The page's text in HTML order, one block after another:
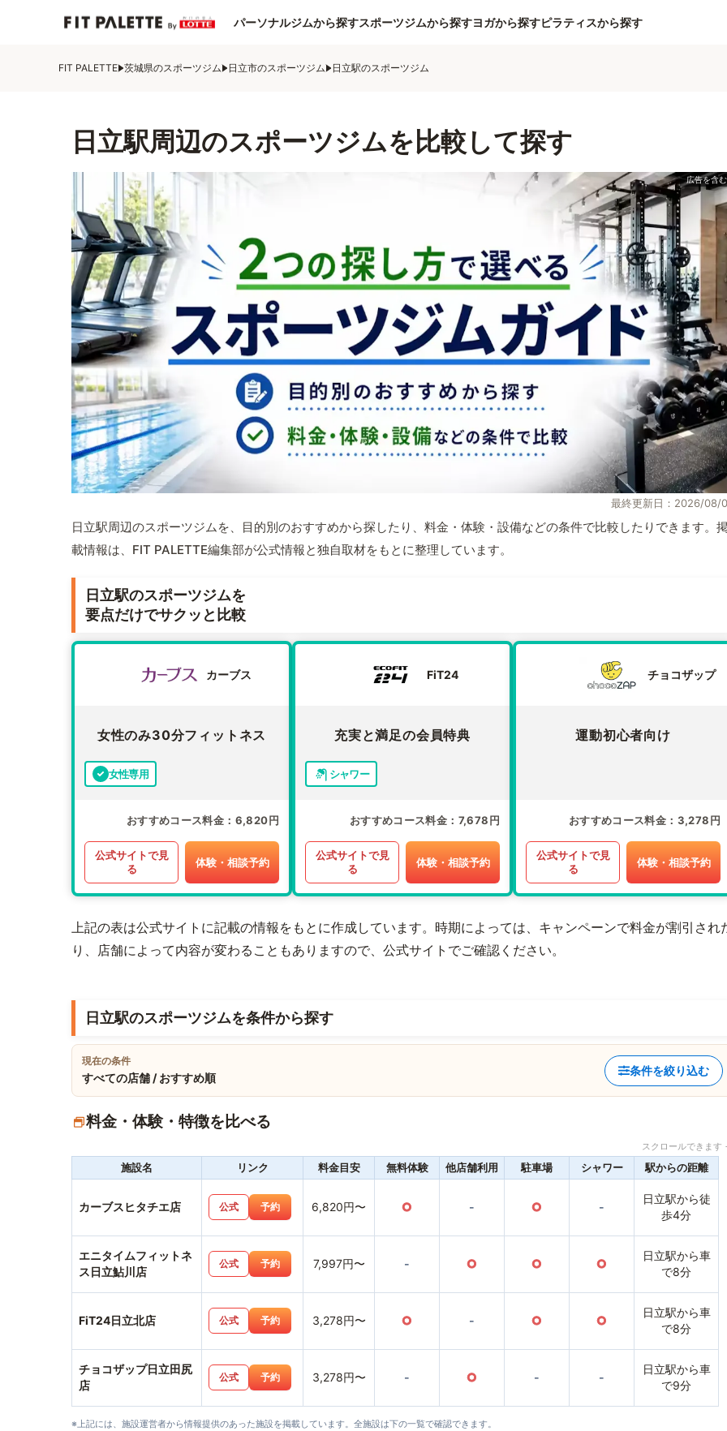
パーソナルジムから探すスポーツジムから探すヨガから探すピラティスから探す
FIT PALETTE 茨城県のスポーツジム 日立市のスポーツジム 日立駅のスポーツジム
日立駅周辺のスポーツジムを比較して探す
最終更新日：2026/08/
日立駅周辺のスポーツジムを、目的別のおすすめから探したり、料金・体験・設備などの条件で比較したりできます。
載情報は、FIT PALETTE編集部が公式情報と独自取材をもとに整理しています。
日立駅のスポーツジムを
要点だけでサクッと比較
カーブス
女性のみ30分フィットネス
女性専用
おすすめコース料金 6,820円
公式サイトで見
る
体験・相談予約
FiT24
充実と満足の会員特典
シャワー
おすすめコース料金 7,678円
公式サイトで見
る
体験・相談予約
チョコザップ
運動初心者向け
おすすめコース料金 3,278円
公式サイトで見
る
体験・相談予約
上記の表は公式サイトに記載の情報をもとに作成しています。時期によっては、キャンペーンで料金が割引され
り、店舗によって内容が変わることもありますので、公式サイトでご確認ください。
日立駅のスポーツジムを条件から探す
現在の条件
すべての店舗 / おすすめ順
条件を絞り込む
料金・体験・特徴を比べる
スクロールできま
施設名 リンク 料金目安 無料体験 他店舗利用 駐車場 シャワー 駅からの距離
カーブスヒタチエ店 公式 予約 6,820円〜 ○ - ○ -
日立駅から徒
歩4分
エニタイムフィットネ
ス日立鮎川店
公式 予約 7,997円〜 - ○ ○ ○
日立駅から車
で8分
FiT24日立北店 公式 予約 3,278円〜 ○ - ○ ○
日立駅から車
で8分
チョコザップ日立田尻
店
公式 予約 3,278円〜 - ○ - -
日立駅から車
で9分
※上記には、施設運営者から情報提供のあった施設を掲載しています。全施設は下の一覧で確認できます。